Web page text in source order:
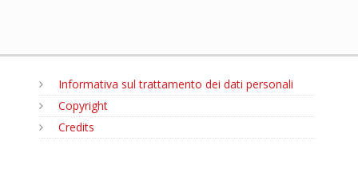
Informativa sul trattamento dei dati personali
Copyright
Credits